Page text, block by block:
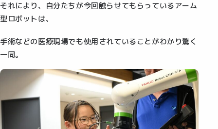
それにより、自分たちが今回触らせてもらっているアーム
型ロボットは、
手術などの医療現場でも使用されていることがわかり驚く
一同。